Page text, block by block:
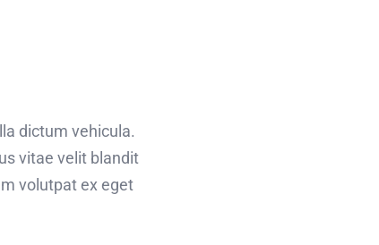
dictum vehicula.
vitae velit blandit
volutpat ex eget